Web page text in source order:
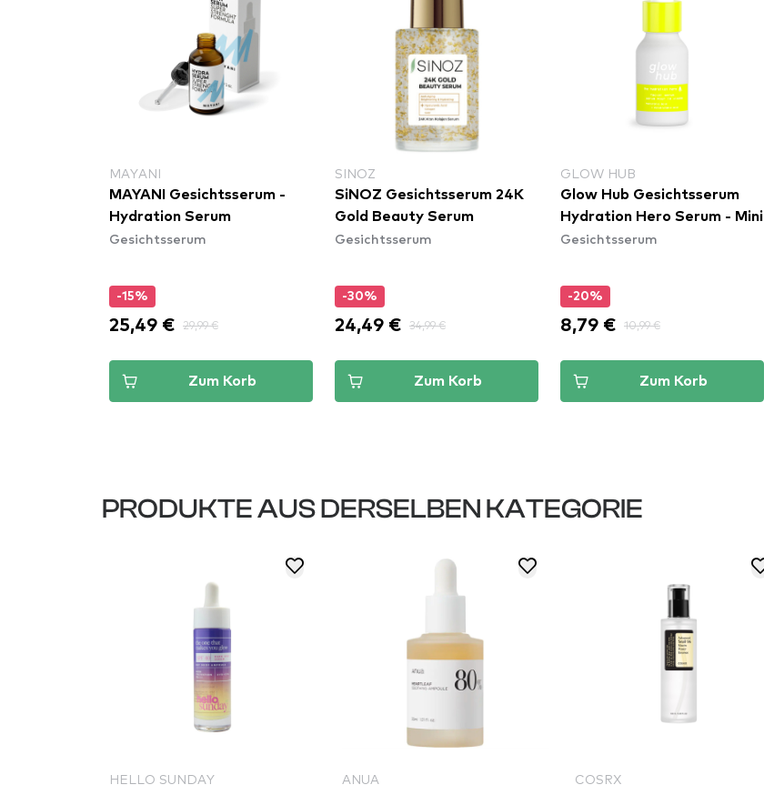
MAYANI
MAYANI Gesichtsserum -
Hydration Serum
Gesichtsserum
-15%
25,49 € 29,99 €
Zum Korb
SINOZ
SiNOZ Gesichtsserum 24K
Gold Beauty Serum
Gesichtsserum
-30%
24,49 € 34,99 €
Zum Korb
GLOW HUB
Glow Hub Gesichtsserum
Hydration Hero Serum - Mini
Gesichtsserum
-20%
8,79 € 10,99 €
Zum Korb
PRODUKTE AUS DERSELBEN KATEGORIE
HELLO SUNDAY ANUA COSRX